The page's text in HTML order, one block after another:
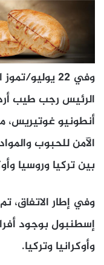
وفي 22
الرئيس رجب طيب
أنطونيو غوتيريس،
الآمن للحبوب
بين تركيا وروسيا
وفي إطار
إسطنبول بوجود
وأوكرانيا وتركيا.